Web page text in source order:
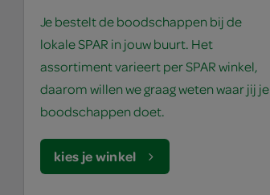
Je bestelt de boodschappen bij de
lokale SPAR in jouw buurt. Het
assortiment varieert per SPAR winkel,
daarom willen we graag weten waar jij je
boodschappen doet.
kies je winkel